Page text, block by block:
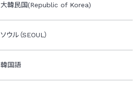
大韓民国(Republic of Korea)
ソウル（SEOUL）
韓国語